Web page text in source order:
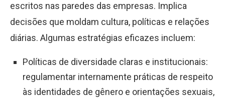
escritos nas paredes das empresas. Implica
decisões que moldam cultura, políticas e relações
diárias. Algumas estratégias eficazes incluem:
Políticas de diversidade claras e institucionais:
regulamentar internamente práticas de respeito
às identidades de gênero e orientações sexuais,